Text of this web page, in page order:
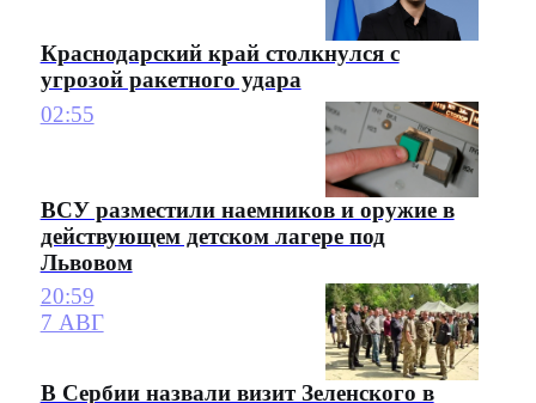
Краснодарский край столкнулся с
угрозой ракетного удара
02:55
ВСУ разместили наемников и оружие в
действующем детском лагере под
Львовом
20:59
7 АВГ
В Сербии назвали визит Зеленского в